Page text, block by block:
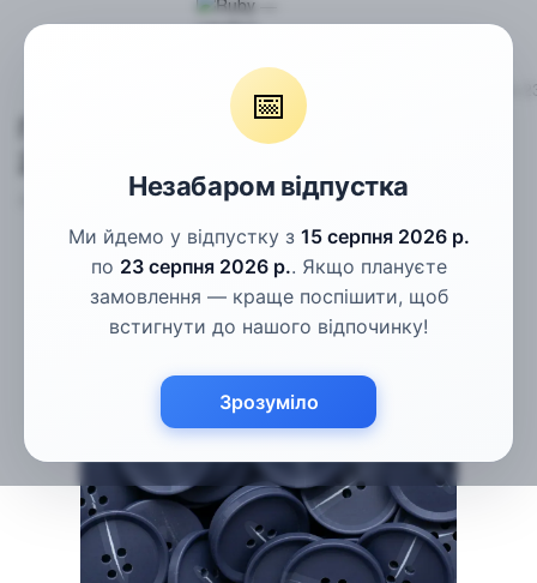
📅
Незабаром відпустка
Ми йдемо у відпустку з 15 серпня 2026 р.
по 23 серпня 2026 р.. Якщо плануєте
замовлення — краще поспішити, щоб
встигнути до нашого відпочинку!
Зрозуміло
Пальтові гудзики Гудзики сині з білою смужкою
Гудзики сині з білою смужкою
23мм
ПГ-161-36L Написати відгук